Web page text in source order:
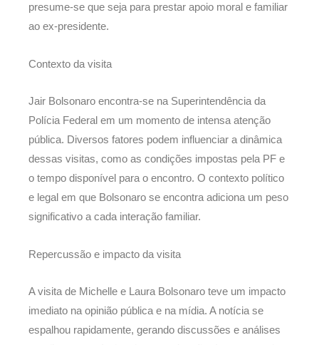
presume-se que seja para prestar apoio moral e familiar
ao ex-presidente.
Contexto da visita
Jair Bolsonaro encontra-se na Superintendência da
Polícia Federal em um momento de intensa atenção
pública. Diversos fatores podem influenciar a dinâmica
dessas visitas, como as condições impostas pela PF e
o tempo disponível para o encontro. O contexto político
e legal em que Bolsonaro se encontra adiciona um peso
significativo a cada interação familiar.
Repercussão e impacto da visita
A visita de Michelle e Laura Bolsonaro teve um impacto
imediato na opinião pública e na mídia. A notícia se
espalhou rapidamente, gerando discussões e análises